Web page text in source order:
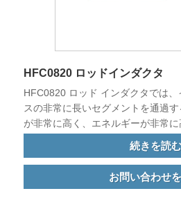
HFC0820 ロッドインダクタ
HFC0820 ロッド インダクタでは
スの非常に長いセグメントを通過
が非常に高く、エネルギーが非常に
回路は簡単には飽和しません。
続きを読む
お問い合わせ